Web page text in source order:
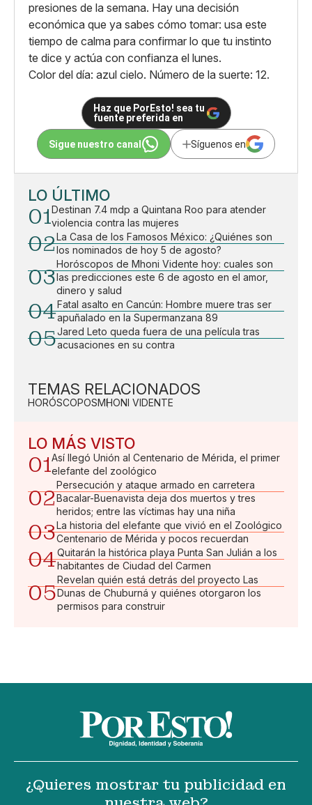
presiones de la semana. Hay una decisión
económica que ya sabes cómo tomar: usa este
tiempo de calma para confirmar lo que tu instinto
te dice y actúa con confianza el lunes.
Color del día: azul cielo. Número de la suerte: 12.
Haz que PorEsto! sea tu
fuente preferida en
Sigue nuestro canal Síguenos en
LO ÚLTIMO
01Destinan 7.4 mdp a Quintana Roo para atender
violencia contra las mujeres
02La Casa de los Famosos México: ¿Quiénes son
los nominados de hoy 5 de agosto?
03
Horóscopos de Mhoni Vidente hoy: cuales son
las predicciones este 6 de agosto en el amor,
dinero y salud
04Fatal asalto en Cancún: Hombre muere tras ser
apuñalado en la Supermanzana 89
05Jared Leto queda fuera de una película tras
acusaciones en su contra
TEMAS RELACIONADOS
HORÓSCOPOSMHONI VIDENTE
LO MÁS VISTO
01Así llegó Unión al Centenario de Mérida, el primer
elefante del zoológico
02
Persecución y ataque armado en carretera
Bacalar-Buenavista deja dos muertos y tres
heridos; entre las víctimas hay una niña
03La historia del elefante que vivió en el Zoológico
Centenario de Mérida y pocos recuerdan
04Quitarán la histórica playa Punta San Julián a los
habitantes de Ciudad del Carmen
05
Revelan quién está detrás del proyecto Las
Dunas de Chuburná y quiénes otorgaron los
permisos para construir
¿Quieres mostrar tu publicidad en